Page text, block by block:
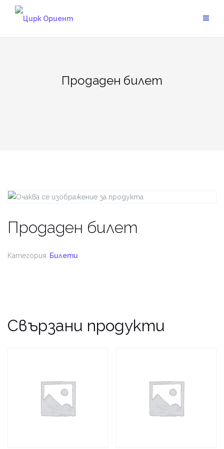
Продаден билет
Продаден билет
Категория: Билети
Свързани продукти